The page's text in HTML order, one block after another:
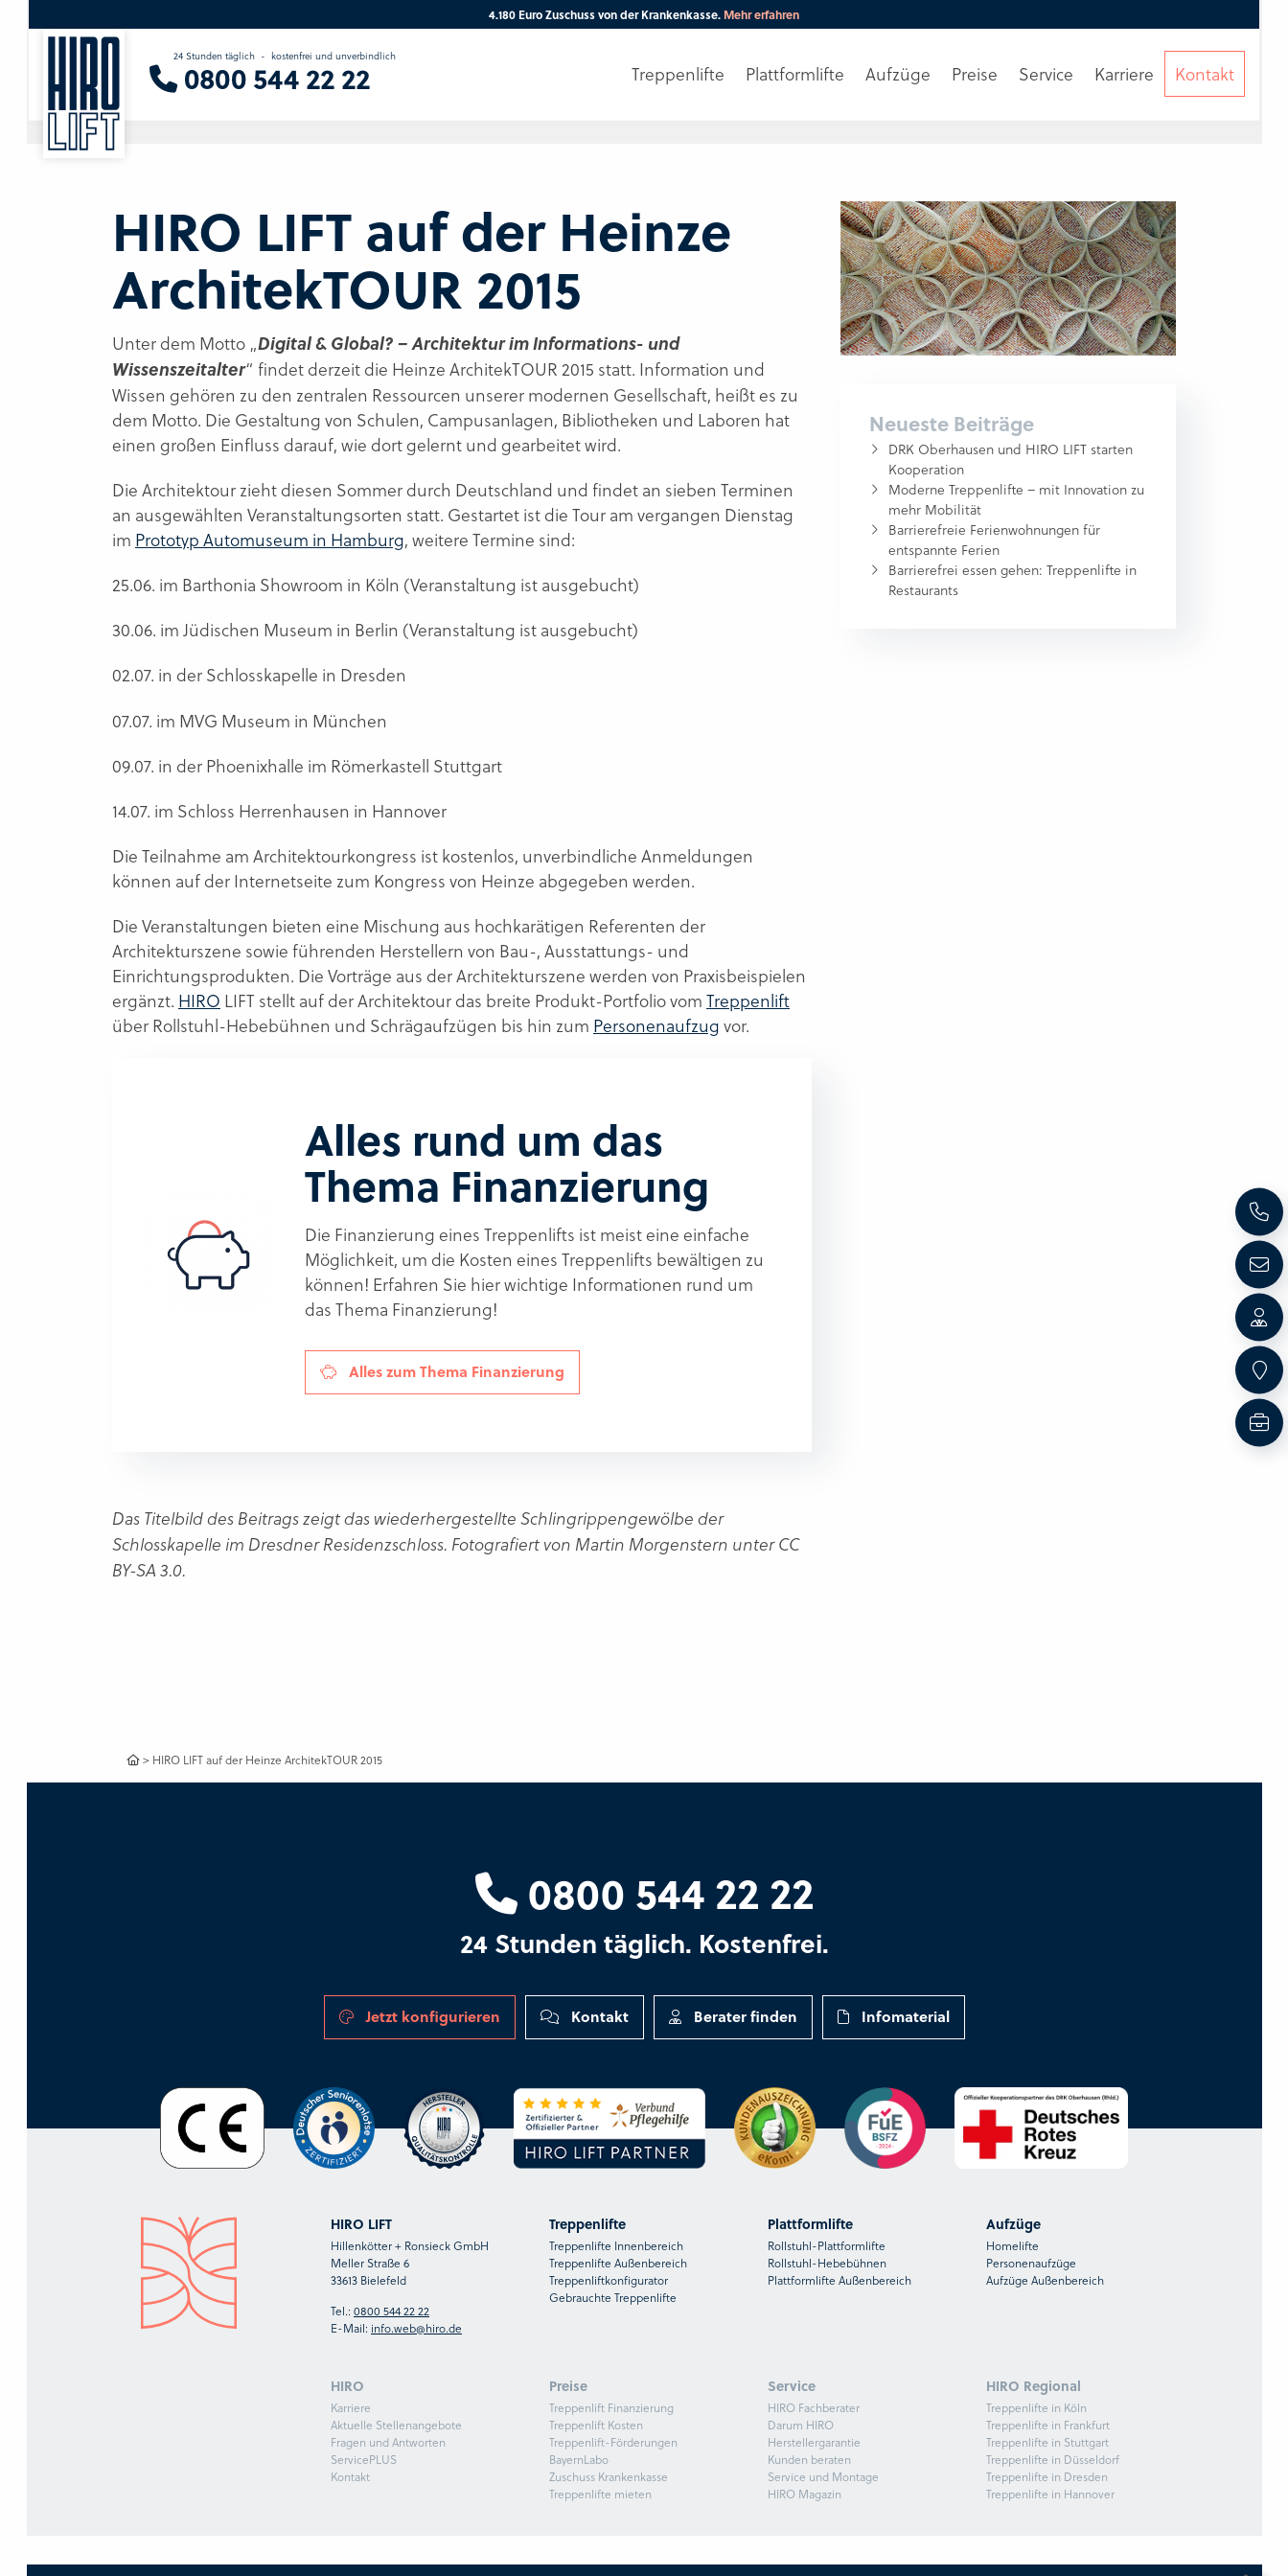
HIRO LIFT auf der Heinze
ArchitekTOUR 2015
Unter dem Motto „Digital & Global? – Architektur im Informations- und
Wissenszeitalter“ findet derzeit die Heinze ArchitekTOUR 2015 statt. Information und
Wissen gehören zu den zentralen Ressourcen unserer modernen Gesellschaft, heißt es zu
dem Motto. Die Gestaltung von Schulen, Campusanlagen, Bibliotheken und Laboren hat
einen großen Einfluss darauf, wie dort gelernt und gearbeitet wird.
Die Architektour zieht diesen Sommer durch Deutschland und findet an sieben Terminen
an ausgewählten Veranstaltungsorten statt. Gestartet ist die Tour am vergangen Dienstag
im Prototyp Automuseum in Hamburg, weitere Termine sind:
25.06. im Barthonia Showroom in Köln (Veranstaltung ist ausgebucht)
30.06. im Jüdischen Museum in Berlin (Veranstaltung ist ausgebucht)
02.07. in der Schlosskapelle in Dresden
07.07. im MVG Museum in München
09.07. in der Phoenixhalle im Römerkastell Stuttgart
14.07. im Schloss Herrenhausen in Hannover
Die Teilnahme am Architektourkongress ist kostenlos, unverbindliche Anmeldungen
können auf der Internetseite zum Kongress von Heinze abgegeben werden.
Die Veranstaltungen bieten eine Mischung aus hochkarätigen Referenten der
Architekturszene sowie führenden Herstellern von Bau-, Ausstattungs- und
Einrichtungsprodukten. Die Vorträge aus der Architekturszene werden von Praxisbeispielen
ergänzt. HIRO LIFT stellt auf der Architektour das breite Produkt-Portfolio vomTreppenlift
über Rollstuhl-Hebebühnen und Schrägaufzügen bis hin zum Personenaufzugvor.
Alles rund um das
Thema Finanzierung
Die Finanzierung eines Treppenlifts ist meist eine einfache
Möglichkeit, um die Kosten eines Treppenlifts bewältigen zu
können! Erfahren Sie hier wichtige Informationen rund um
das Thema Finanzierung!
Alles zum Thema Finanzierung
Das Titelbild des Beitrags zeigt das wiederhergestellte Schlingrippengewölbe der
Schlosskapelle im Dresdner Residenzschloss. Fotografiert von Martin Morgenstern unterCC
BY-SA 3.0.
Neueste Beiträge
DRK Oberhausen und HIRO LIFT starten
Kooperation
Moderne Treppenlifte – mit Innovation zu
mehr Mobilität
Barrierefreie Ferienwohnungen für
entspannte Ferien
Barrierefrei essen gehen: Treppenlifte in
Restaurants
> HIRO LIFT auf der Heinze ArchitekTOUR 2015
0800 544 22 22
24 Stunden täglich. Kostenfrei.
Jetzt konfigurieren Kontakt Berater finden Infomaterial
HIRO LIFT
Hillenkötter + Ronsieck GmbH
Meller Straße 6
33613 Bielefeld
Tel.: 0800 544 22 22
E-Mail: info.web@hiro.de
Treppenlifte
Treppenlifte Innenbereich
Treppenlifte Außenbereich
Treppenliftkonfigurator
Gebrauchte Treppenlifte
Plattformlifte
Rollstuhl-Plattformlifte
Rollstuhl-Hebebühnen
Plattformlifte Außenbereich
Aufzüge
Homelifte
Personenaufzüge
Aufzüge Außenbereich
HIRO
Karriere
Aktuelle Stellenangebote
Fragen und Antworten
ServicePLUS
Kontakt
Preise
Treppenlift Finanzierung
Treppenlift Kosten
Treppenlift-Förderungen
BayernLabo
Zuschuss Krankenkasse
Treppenlifte mieten
Service
HIRO Fachberater
Darum HIRO
Herstellergarantie
Kunden beraten
Service und Montage
HIRO Magazin
HIRO Regional
Treppenlifte in Köln
Treppenlifte in Frankfurt
Treppenlifte in Stuttgart
Treppenlifte in Düsseldorf
Treppenlifte in Dresden
Treppenlifte in Hannover
4.180 Euro Zuschuss von der Krankenkasse. Mehr erfahren
24 Stunden täglich - kostenfrei und unverbindlich
0800 544 22 22 Treppenlifte Plattformlifte Aufzüge Preise Service Karriere Kontakt
Sie suchen eine Beratung vor Ort?
Wir finden Ihren Ansprechpartner.
Ihre PLZ Beratunganfordern